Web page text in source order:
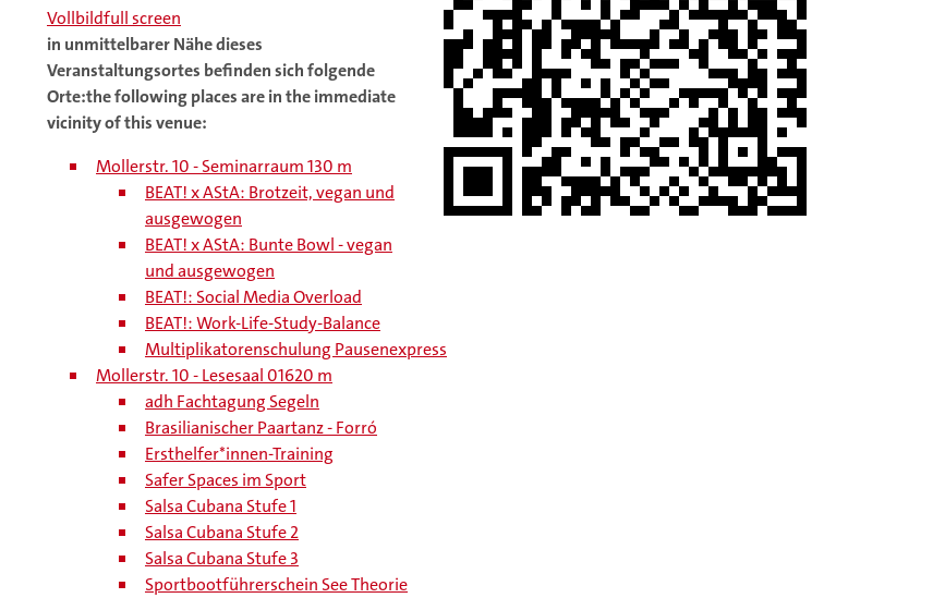
Vollbildfull screen
in unmittelbarer Nähe dieses
Veranstaltungsortes befinden sich folgende
Orte:the following places are in the immediate
vicinity of this venue:
Mollerstr. 10 - Seminarraum 130 m
BEAT! x AStA: Brotzeit, vegan und
ausgewogen
BEAT! x AStA: Bunte Bowl - vegan
und ausgewogen
BEAT!: Social Media Overload
BEAT!: Work-Life-Study-Balance
Multiplikatorenschulung Pausenexpress
Mollerstr. 10 - Lesesaal 01620 m
adh Fachtagung Segeln
Brasilianischer Paartanz - Forró
Ersthelfer*innen-Training
Safer Spaces im Sport
Salsa Cubana Stufe 1
Salsa Cubana Stufe 2
Salsa Cubana Stufe 3
Sportbootführerschein See Theorie